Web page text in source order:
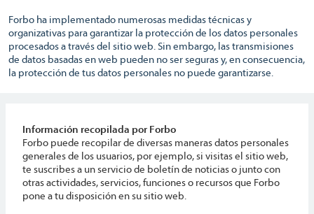
Forbo ha implementado numerosas medidas técnicas y
organizativas para garantizar la protección de los datos personales
procesados a través del sitio web. Sin embargo, las transmisiones
de datos basadas en web pueden no ser seguras y, en consecuencia,
la protección de tus datos personales no puede garantizarse.
Información recopilada por Forbo
Forbo puede recopilar de diversas maneras datos personales
generales de los usuarios, por ejemplo, si visitas el sitio web,
te suscribes a un servicio de boletín de noticias o junto con
otras actividades, servicios, funciones o recursos que Forbo
pone a tu disposición en su sitio web.